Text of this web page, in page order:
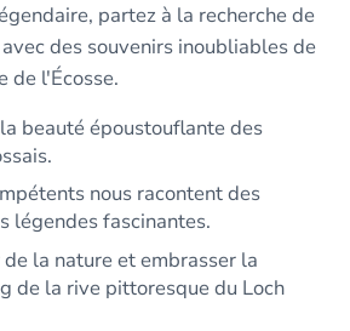
partez à la recherche de
des souvenirs inoubliables de
de l'Écosse.
beauté époustouflante des
nous racontent des
légendes fascinantes.
la nature et embrasser la
de la rive pittoresque du Loch